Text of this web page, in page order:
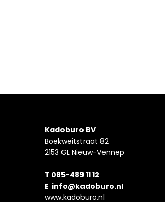
Kadoburo BV
Boekweitstraat 82
2153 GL Nieuw-Vennep
T 085-489 11 12
E info@kadoburo.nl
www.kadoburo.nl